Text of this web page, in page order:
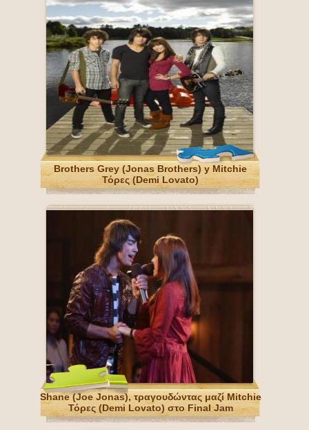
Brothers Grey (Jonas Brothers) y Mitchie
Τόρες (Demi Lovato)
Shane (Joe Jonas), τραγουδώντας μαζί Mitchie
Τόρες (Demi Lovato) στο Final Jam